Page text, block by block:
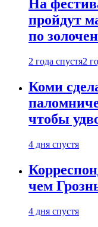
На
пройдут
по
2 года спустя2
Коми
чтобы
4 дня спустя
чем
4 дня спустя